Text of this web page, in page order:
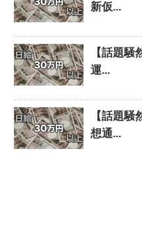
新仮...
【話題
運...
【話題
想通...